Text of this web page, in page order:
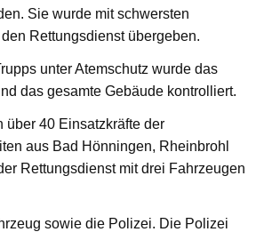
Sie wurde mit schwersten
Rettungsdienst übergeben.
unter Atemschutz wurde das
das gesamte Gebäude kontrolliert.
über 40 Einsatzkräfte der
aus Bad Hönningen, Rheinbrohl
Rettungsdienst mit drei Fahrzeugen
sowie die Polizei. Die Polizei